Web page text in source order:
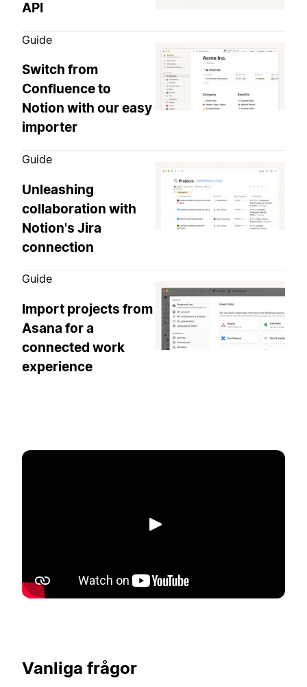
API
Guide
Switch from
Confluence to
Notion with our easy
importer
Guide
Unleashing
collaboration with
Notion's Jira
connection
Guide
Import projects from
Asana for a
connected work
experience
Spela upp
Vanliga frågor